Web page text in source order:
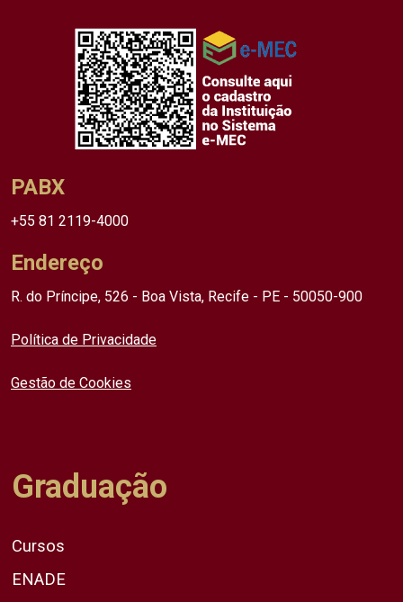
PABX
+55 81 2119-4000
Endereço
R. do Príncipe, 526 - Boa Vista, Recife - PE - 50050-900
Política de Privacidade
Gestão de Cookies
Graduação
Cursos
ENADE